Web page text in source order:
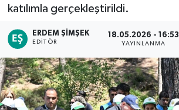
katılımla gerçekleştirildi.
ERDEM ŞIMŞEK
EDITÖR
18.05.2026 - 16:53
YAYINLANMA